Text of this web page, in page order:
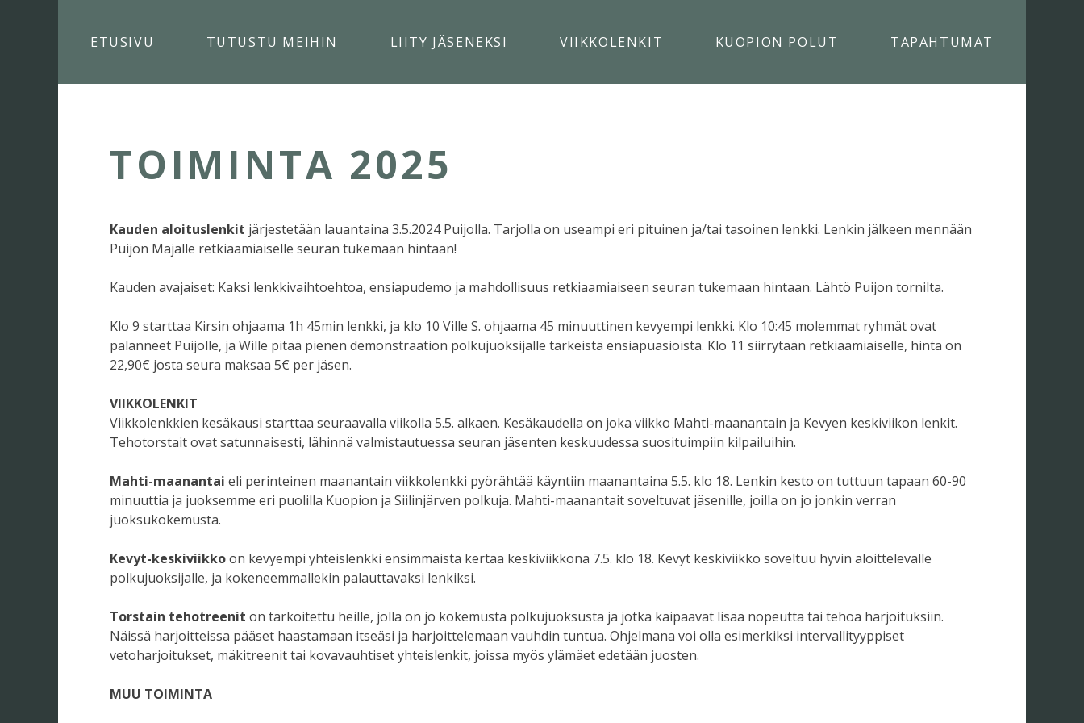
ETUSIVU TUTUSTU MEIHIN LIITY JÄSENEKSI VIIKKOLENKIT KUOPION POLUT TAPAHTUMAT
TOIMINTA 2025
Kauden aloituslenkit järjestetään lauantaina 3.5.2024 Puijolla. Tarjolla on useampi eri pituinen ja/tai tasoinen lenkki. Lenkin jälkeen mennään
Puijon Majalle retkiaamiaiselle seuran tukemaan hintaan!
Kauden avajaiset: Kaksi lenkkivaihtoehtoa, ensiapudemo ja mahdollisuus retkiaamiaiseen seuran tukemaan hintaan. Lähtö Puijon tornilta.
Klo 9 starttaa Kirsin ohjaama 1h 45min lenkki, ja klo 10 Ville S. ohjaama 45 minuuttinen kevyempi lenkki. Klo 10:45 molemmat ryhmät ovat
palanneet Puijolle, ja Wille pitää pienen demonstraation polkujuoksijalle tärkeistä ensiapuasioista. Klo 11 siirrytään retkiaamiaiselle, hinta on
22,90€ josta seura maksaa 5€ per jäsen.
VIIKKOLENKIT
Viikkolenkkien kesäkausi starttaa seuraavalla viikolla 5.5. alkaen. Kesäkaudella on joka viikko Mahti-maanantain ja Kevyen keskiviikon lenkit.
Tehotorstait ovat satunnaisesti, lähinnä valmistautuessa seuran jäsenten keskuudessa suosituimpiin kilpailuihin.
Mahti-maanantai eli perinteinen maanantain viikkolenkki pyörähtää käyntiin maanantaina 5.5. klo 18. Lenkin kesto on tuttuun tapaan 60-90
minuuttia ja juoksemme eri puolilla Kuopion ja Siilinjärven polkuja. Mahti-maanantait soveltuvat jäsenille, joilla on jo jonkin verran
juoksukokemusta.
Kevyt-keskiviikkoon kevyempi yhteislenkki ensimmäistä kertaa keskiviikkona 7.5. klo 18. Kevyt keskiviikko soveltuu hyvin aloittelevalle
polkujuoksijalle, ja kokeneemmallekin palauttavaksi lenkiksi.
Torstain tehotreenit on tarkoitettu heille, jolla on jo kokemusta polkujuoksusta ja jotka kaipaavat lisää nopeutta tai tehoa harjoituksiin.
Näissä harjoitteissa pääset haastamaan itseäsi ja harjoittelemaan vauhdin tuntua. Ohjelmana voi olla esimerkiksi intervallityyppiset
vetoharjoitukset, mäkitreenit tai kovavauhtiset yhteislenkit, joissa myös ylämäet edetään juosten.
MUU TOIMINTA